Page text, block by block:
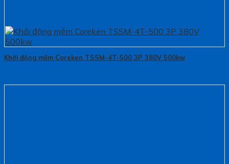
Khởi động mềm Coreken TSSM-4T-500 3P 380V 500kw